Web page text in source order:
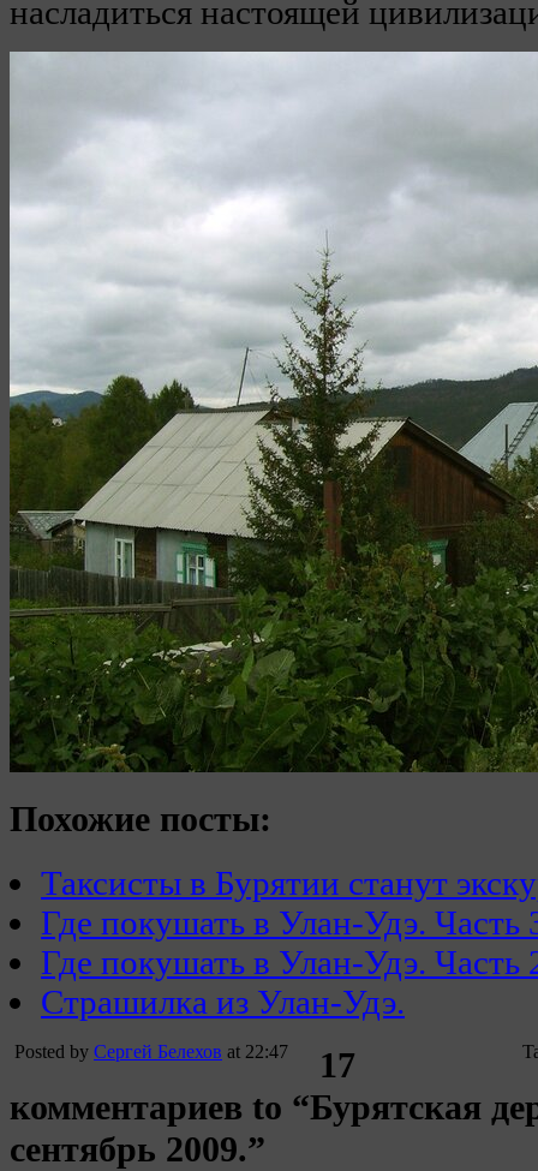
насладиться настоящей
Похожие посты:
Таксисты в Бурятии станут
Где покушать в Улан-Удэ. Часть
Где покушать в Улан-Удэ. Часть
Страшилка из Улан-Удэ.
Posted by Сергей Белехов at 22:47
17
комментариев to “Бурятская
сентябрь 2009.”